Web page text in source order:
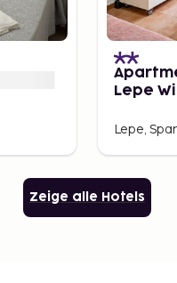
Lepe
Lepe,
Zeige alle Hotels